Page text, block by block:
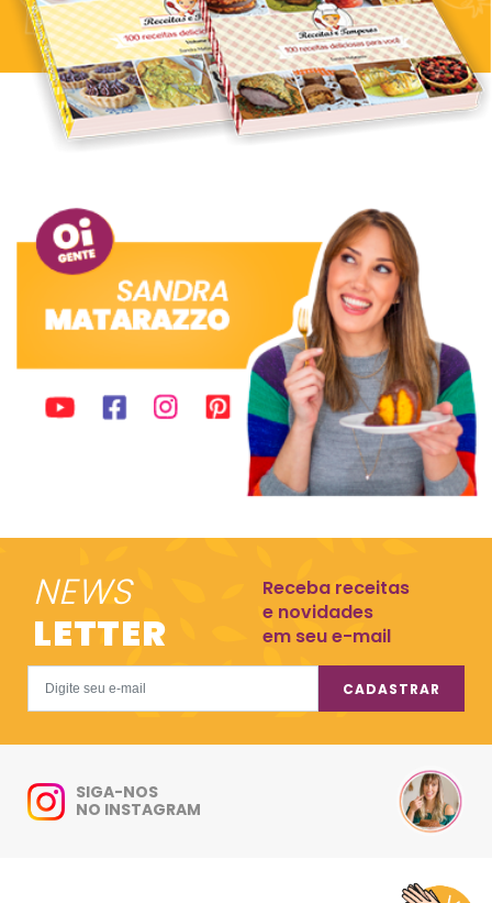
NEWS
LETTER
Receba receitas
e novidades
em seu e-mail
CADASTRAR
SIGA-NOS
NO INSTAGRAM